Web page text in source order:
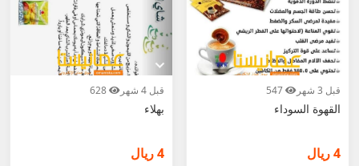
قبل 3 شهر
القهوة السوداء
4 ريال
قبل 4 شهر
بهلاء
4 ريال